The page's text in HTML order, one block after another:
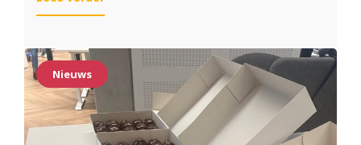
Koninklijke
Kuyper
succesvol
live
SAP
S/4HANA:
Nieuws